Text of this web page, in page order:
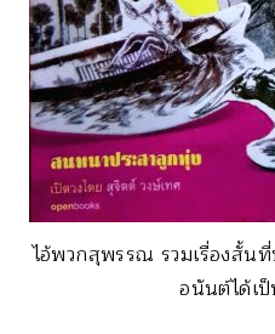
ไอ้พวกสุพรรณ รวมเรื่องสั้น
อนันต์ได้เ